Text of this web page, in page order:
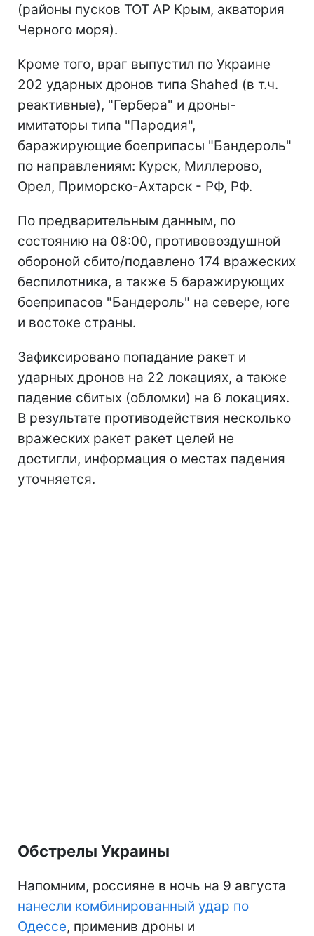
(районы пусков ТОТ АР Крым, акватория
Черного моря).
Кроме того, враг выпустил по Украине
202 ударных дронов типа Shahed (в т.ч.
реактивные), "Гербера" и дроны-
имитаторы типа "Пародия",
баражирующие боеприпасы "Бандероль"
по направлениям: Курск, Миллерово,
Орел, Приморско-Ахтарск - РФ, РФ.
По предварительным данным, по
состоянию на 08:00, противовоздушной
обороной сбито/подавлено 174 вражеских
беспилотника, а также 5 баражирующих
боеприпасов "Бандероль" на севере, юге
и востоке страны.
Зафиксировано попадание ракет и
ударных дронов на 22 локациях, а также
падение сбитых (обломки) на 6 локациях.
В результате противодействия несколько
вражеских ракет ракет целей не
достигли, информация о местах падения
уточняется.
Обстрелы Украины
Напомним, россияне в ночь на 9 августа
нанесли комбинированный удар по
Одессе, применив дроны и